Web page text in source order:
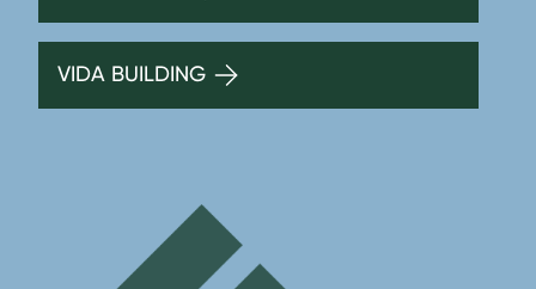
VIDA BUILDING